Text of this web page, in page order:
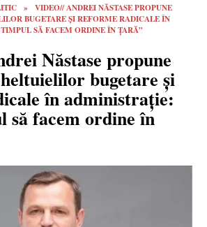
»
VIDEO// ANDREI NĂSTASE PROPUNE
BUGETARE ȘI REFORME RADICALE ÎN
SĂ FACEM ORDINE ÎN ȚARĂ”
Năstase propune
bugetare și
în administrație:
să facem ordine în